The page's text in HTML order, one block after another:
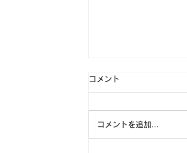
コメント
コメントを追加…